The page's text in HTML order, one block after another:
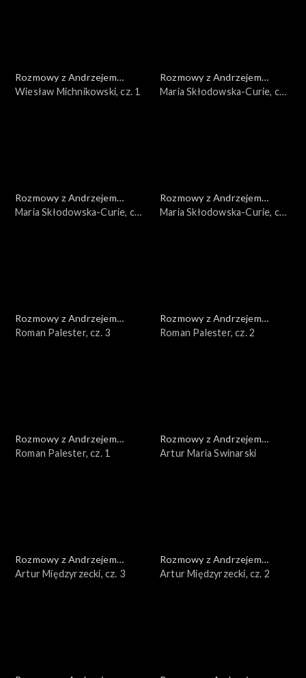
Rozmowy z Andrzejem
Doboszem
Wiesław Michnikowski, cz. 1
Rozmowy z Andrzejem
Doboszem
Maria Skłodowska-Curie, cz.
Rozmowy z Andrzejem
Doboszem
Maria Skłodowska-Curie, cz.
Rozmowy z Andrzejem
Doboszem
Maria Skłodowska-Curie, cz.
Rozmowy z Andrzejem
Doboszem
Roman Palester, cz. 3
Rozmowy z Andrzejem
Doboszem
Roman Palester, cz. 2
Rozmowy z Andrzejem
Doboszem
Roman Palester, cz. 1
Rozmowy z Andrzejem
Doboszem
Artur Maria Swinarski
Rozmowy z Andrzejem
Doboszem
Artur Międzyrzecki, cz. 3
Rozmowy z Andrzejem
Doboszem
Artur Międzyrzecki, cz. 2